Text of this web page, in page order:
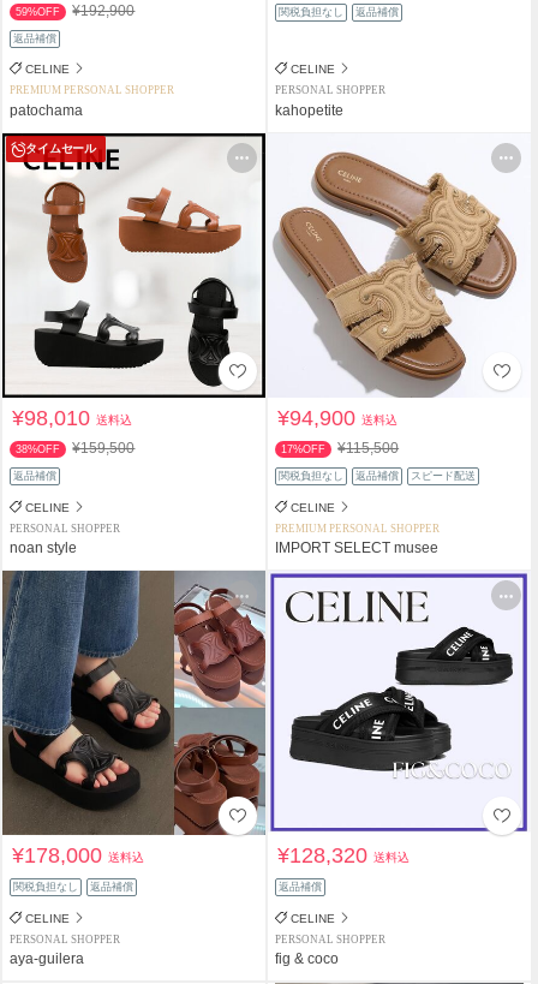
59%OFF ¥192,900
返品補償
CELINE
PREMIUM PERSONAL SHOPPER
patochama
関税負担なし 返品補償
CELINE
PERSONAL SHOPPER
kahopetite
タイムセール
¥98,010送料込
38%OFF ¥159,500
返品補償
CELINE
PERSONAL SHOPPER
noan style
¥94,900送料込
17%OFF ¥115,500
関税負担なし 返品補償 スピード配送
CELINE
PREMIUM PERSONAL SHOPPER
IMPORT SELECT musee
¥178,000送料込
関税負担なし 返品補償
CELINE
PERSONAL SHOPPER
aya-guilera
¥128,320送料込
返品補償
CELINE
PERSONAL SHOPPER
fig & coco